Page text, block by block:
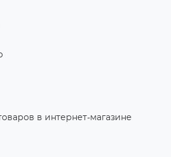
в интернет-магазине